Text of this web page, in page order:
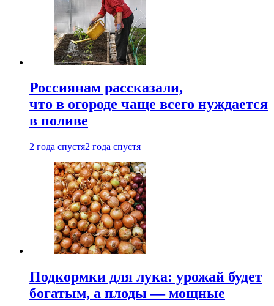
Россиянам рассказали,
что в огороде чаще всего нуждается
в поливе
2 года спустя2 года спустя
Подкормки для лука: урожай будет
богатым, а плоды — мощные